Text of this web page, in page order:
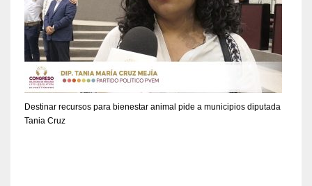
Destinar recursos para bienestar animal pide a municipios diputada
Tania Cruz